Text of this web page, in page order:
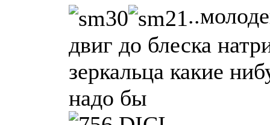
двиг до блеска
зеркальца какие
надо бы